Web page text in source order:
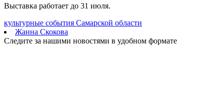
Выставка работает до 31 июля.
культурные события Самарской области
Жанна Скокова
Следите за нашими новостями в удобном формате